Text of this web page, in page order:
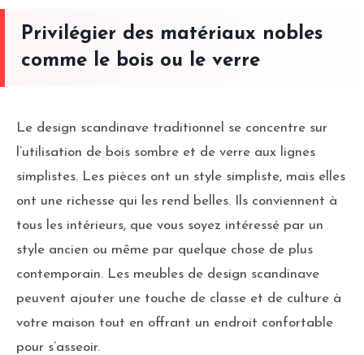
Privilégier des matériaux nobles
comme le bois ou le verre
Le design scandinave traditionnel se concentre sur
l’utilisation de bois sombre et de verre aux lignes
simplistes. Les pièces ont un style simpliste, mais elles
ont une richesse qui les rend belles. Ils conviennent à
tous les intérieurs, que vous soyez intéressé par un
style ancien ou même par quelque chose de plus
contemporain. Les meubles de design scandinave
peuvent ajouter une touche de classe et de culture à
votre maison tout en offrant un endroit confortable
pour s’asseoir.